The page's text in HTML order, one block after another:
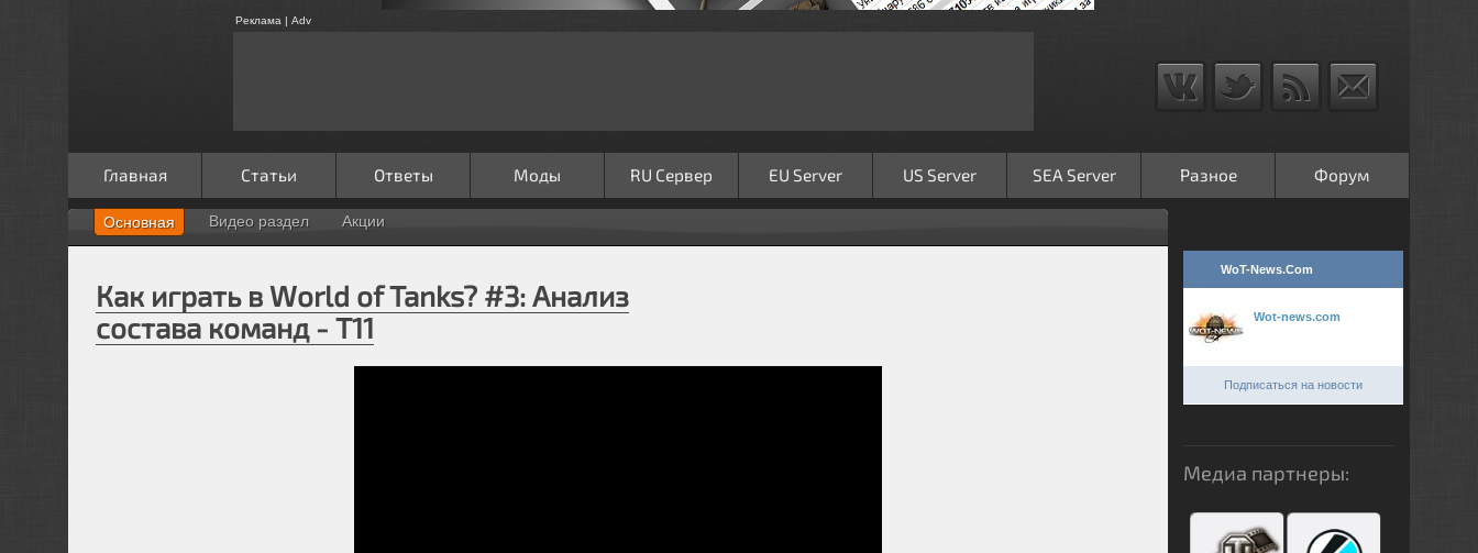
Реклама | Adv
Главная Статьи Ответы Моды RU Сервер EU Server US Server SEA Server Разное Форум
Основная Видео раздел Акции
Как играть в World of Tanks? #3: Анализ
состава команд - T11
WoT-News.Com
Wot-news.com
Подписаться на новости
Медиа партнеры: